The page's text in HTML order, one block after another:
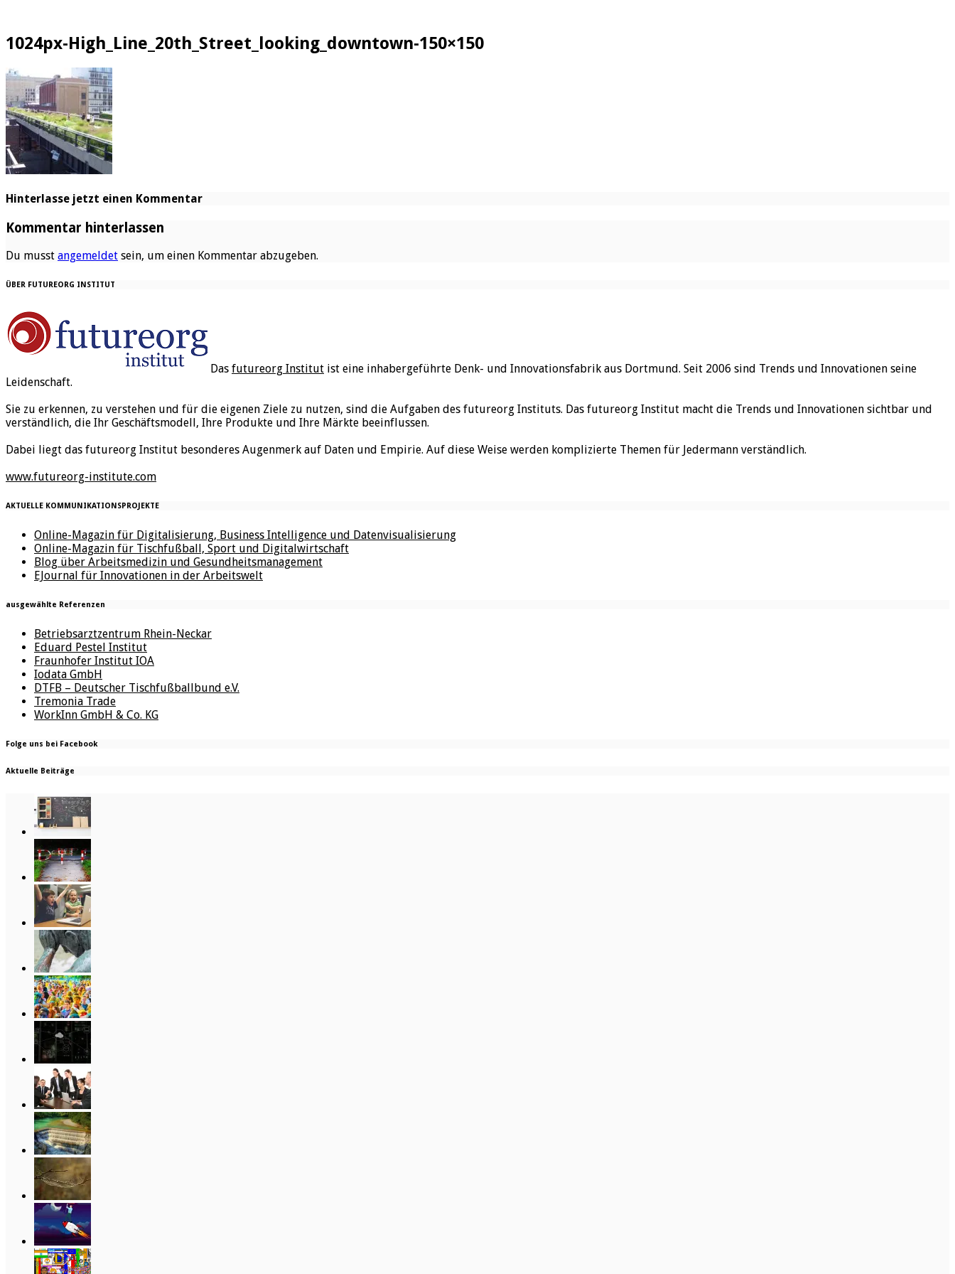
1024px-High_Line_20th_Street_looking_downtown-150×150
Hinterlasse jetzt einen Kommentar
Kommentar hinterlassen
Du musst angemeldet sein, um einen Kommentar abzugeben.
ÜBER FUTUREORG INSTITUT
Das futureorg Institut ist eine inhabergeführte Denk- und Innovationsfabrik aus Dortmund. Seit 2006 sind Trends und Innovationen seine
Leidenschaft.
Sie zu erkennen, zu verstehen und für die eigenen Ziele zu nutzen, sind die Aufgaben des futureorg Instituts. Das futureorg Institut macht die Trends und Innovationen sichtbar und
verständlich, die Ihr Geschäftsmodell, Ihre Produkte und Ihre Märkte beeinflussen.
Dabei liegt das futureorg Institut besonderes Augenmerk auf Daten und Empirie. Auf diese Weise werden komplizierte Themen für Jedermann verständlich.
www.futureorg-institute.com
AKTUELLE KOMMUNIKATIONSPROJEKTE
Online-Magazin für Digitalisierung, Business Intelligence und Datenvisualisierung
Online-Magazin für Tischfußball, Sport und Digitalwirtschaft
Blog über Arbeitsmedizin und Gesundheitsmanagement
EJournal für Innovationen in der Arbeitswelt
ausgewählte Referenzen
Betriebsarztzentrum Rhein-Neckar
Eduard Pestel Institut
Fraunhofer Institut IOA
Iodata GmbH
DTFB – Deutscher Tischfußballbund e.V.
Tremonia Trade
WorkInn GmbH & Co. KG
Folge uns bei Facebook
Aktuelle Beiträge